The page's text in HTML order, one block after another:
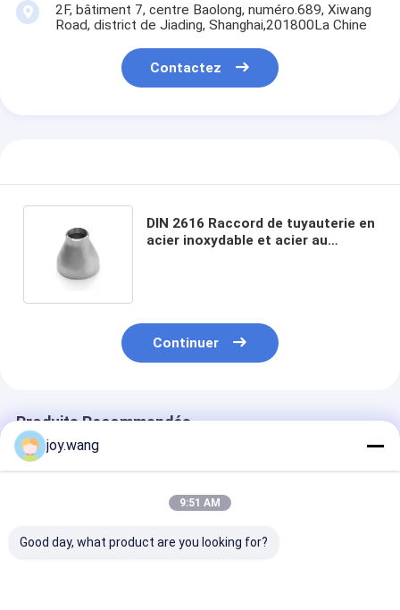
2F, bâtiment 7, centre Baolong, numéro.689, Xiwang
Road, district de Jiading, Shanghai,201800La Chine
Contactez
DIN 2616 Raccord de tuyauterie en
acier inoxydable et acier au
Continuer
Produits Recommandés
joy.wang
9:51 AM
Good day, what product are you looking for?